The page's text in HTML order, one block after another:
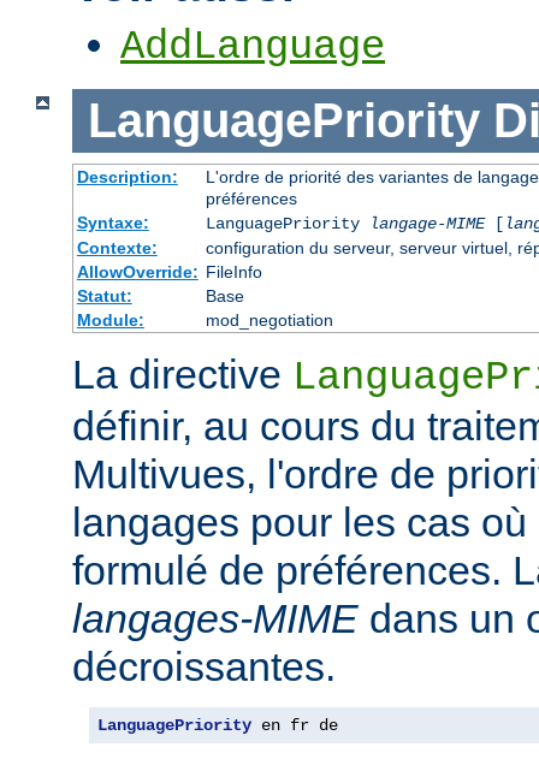
AddLanguage
LanguagePriority
Description:
L'ordre de priorité des variantes de
préférences
Syntaxe:
LanguagePriority langage-MIME[
Contexte:
configuration du serveur, serveur virtuel,
AllowOverride: FileInfo
Statut:
Base
Module:
mod_negotiation
La directive
définir, au cours du
Multivues, l'ordre de
langages pour les cas
formulé de préférences.
langages-MIME dans un
décroissantes.
LanguagePriority en fr de